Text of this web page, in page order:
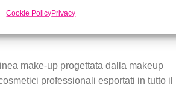
Cookie PolicyPrivacy
make-up progettata dalla makeup
professionali esportati in tutto il